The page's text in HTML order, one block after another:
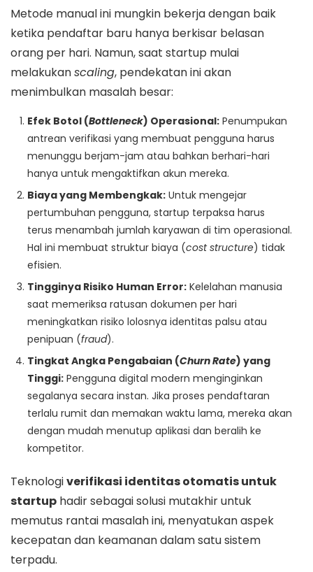
Metode manual ini mungkin bekerja dengan baik
ketika pendaftar baru hanya berkisar belasan
orang per hari. Namun, saat startup mulai
melakukanscaling, pendekatan ini akan
menimbulkan masalah besar:
Efek Botol (Bottleneck) Operasional: Penumpukan
antrean verifikasi yang membuat pengguna harus
menunggu berjam-jam atau bahkan berhari-hari
hanya untuk mengaktifkan akun mereka.
Biaya yang Membengkak: Untuk mengejar
pertumbuhan pengguna, startup terpaksa harus
terus menambah jumlah karyawan di tim operasional.
Hal ini membuat struktur biaya (cost structure) tidak
efisien.
Tingginya Risiko Human Error: Kelelahan manusia
saat memeriksa ratusan dokumen per hari
meningkatkan risiko lolosnya identitas palsu atau
penipuan (fraud).
Tingkat Angka Pengabaian (Churn Rate) yang
Tinggi: Pengguna digital modern menginginkan
segalanya secara instan. Jika proses pendaftaran
terlalu rumit dan memakan waktu lama, mereka akan
dengan mudah menutup aplikasi dan beralih ke
kompetitor.
Teknologiverifikasi identitas otomatis untuk
startup hadir sebagai solusi mutakhir untuk
memutus rantai masalah ini, menyatukan aspek
kecepatan dan keamanan dalam satu sistem
terpadu.